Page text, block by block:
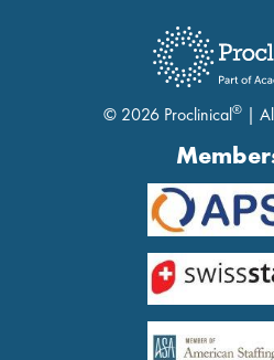
© 2026 Proclinical® |